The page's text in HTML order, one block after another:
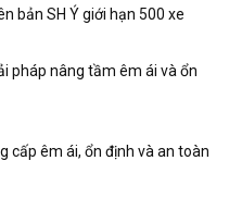
bản SH Ý giới hạn 500 xe
pháp nâng tầm êm ái và ổn
cấp êm ái, ổn định và an toàn